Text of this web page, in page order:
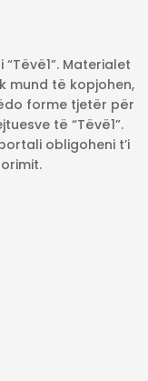
Materialet
mund të kopjohen,
forme tjetër për
të “Tëvë1”.
obligoheni t’i